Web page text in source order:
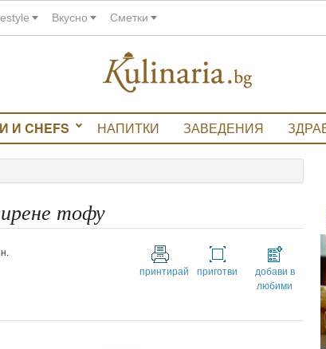
Вкусно Сметки
И CHEFS НАПИТКИ ЗАВЕДЕНИЯ
тофу
принтирай приготви
добави в
любими